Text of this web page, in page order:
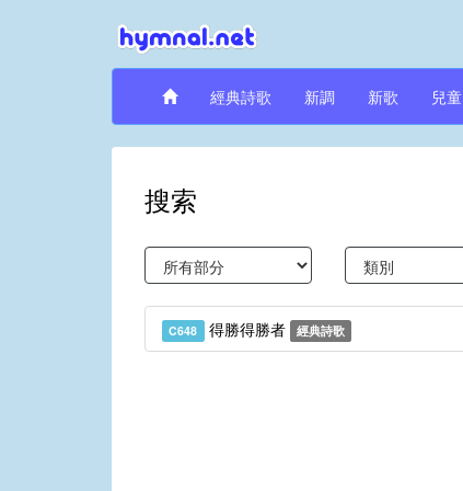
經典詩歌 新調 新歌 兒童
搜索
C648 得勝得勝者 經典詩歌